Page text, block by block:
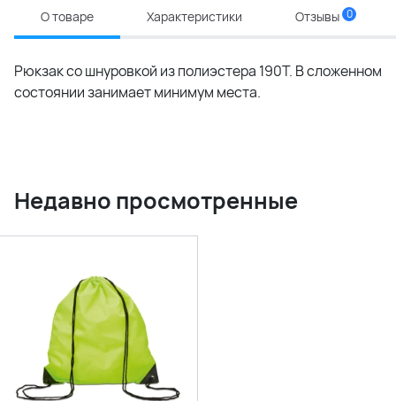
О товаре Характеристики Отзывы 0
Рюкзак со шнуровкой из полиэстера 190Т. В сложенном
состоянии занимает минимум места.
Недавно просмотренные